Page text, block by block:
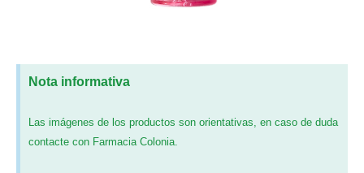
Nota informativa
Las imágenes de los productos son orientativas, en caso de duda
contacte con Farmacia Colonia.